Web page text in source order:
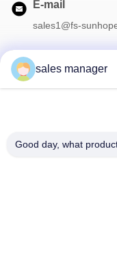
E-mail
sales1@fs-
sales manager
Good day, what